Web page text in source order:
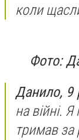
коли
Фото:
Данило, 9
на війні.
тримав за